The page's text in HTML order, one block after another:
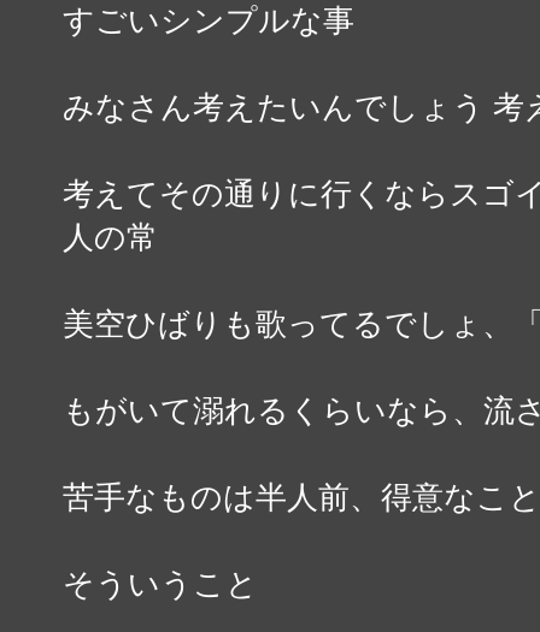
すごいシンプルな事
みなさん考えたいんでしょう
考えてその通りに行くならスゴ
人の常
美空ひばりも歌ってるでしょ、
もがいて溺れるくらいなら、流
苦手なものは半人前、得意なこ
そういうこと